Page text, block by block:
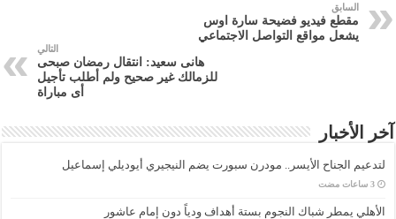
السابق
مقطع فيديو فضيحة سارة اوس
يشعل مواقع التواصل الاجتماعي
التالي
هانى سعيد: انتقال رمضان صبحى
للزمالك غير صحيح ولم أطلب تأجيل
أى مباراة
آخر الأخبار
لتدعيم الجناح الأيسر.. مودرن سبورت يضم النيجيري أيوديلي إسماعيل
‏3 ساعات مضت
الأهلي يمطر شباك النجوم بستة أهداف ودياً دون إمام عاشور